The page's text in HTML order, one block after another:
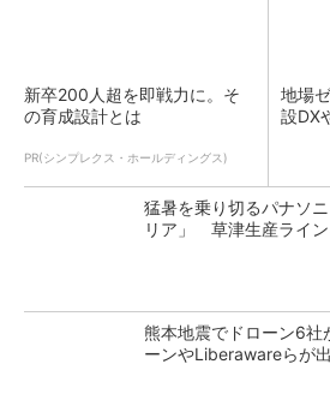
新卒200人超を即戦力に。そ
の育成設計とは
PR(シンプレクス・ホールディングス)
地場
設DX
猛暑を乗り切るパナソ
リア」 草津生産ライ
熊本地震でドローン6社
ーンやLiberawareらが